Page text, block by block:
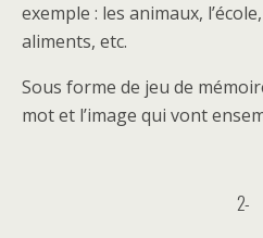
exemple : les animaux,
aliments, etc.
Sous forme de jeu de
mot et l’image qui vont
2-